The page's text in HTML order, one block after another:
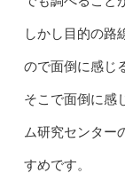
しかし目的の路
ので面倒に感じ
そこで面倒に感
ム研究センター
すめです。